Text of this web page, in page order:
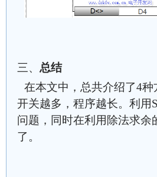
三、 总结
在本文中，总共介绍了4
开关越多，程序越长。利用
问题，同时在利用除法求
了。